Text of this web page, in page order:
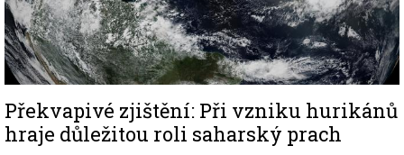
Překvapivé zjištění: Při vzniku hurikánů
hraje důležitou roli saharský prach